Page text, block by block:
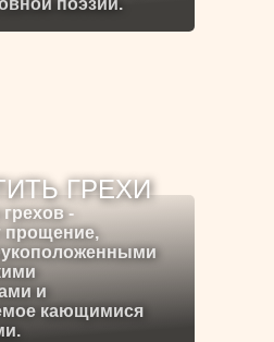
поэзии.
ГРЕХИ
-
прощение,
и
кающимися